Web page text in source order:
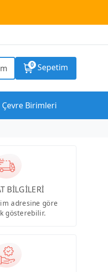
0 Sepetim
Çevre Birimleri
BİLGİLERİ
adresine göre
gösterebilir.